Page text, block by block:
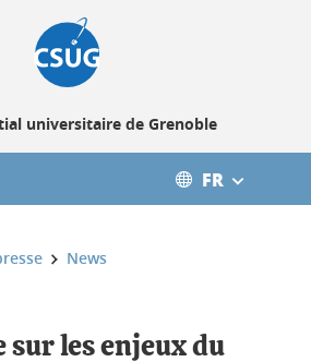
universitaire de Grenoble
FR
News
sur les enjeux du